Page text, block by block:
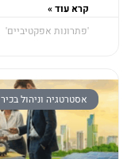
קרא עוד »
'פתרונות אפקטיביים'
אסטרטגיה וניהול בכיר